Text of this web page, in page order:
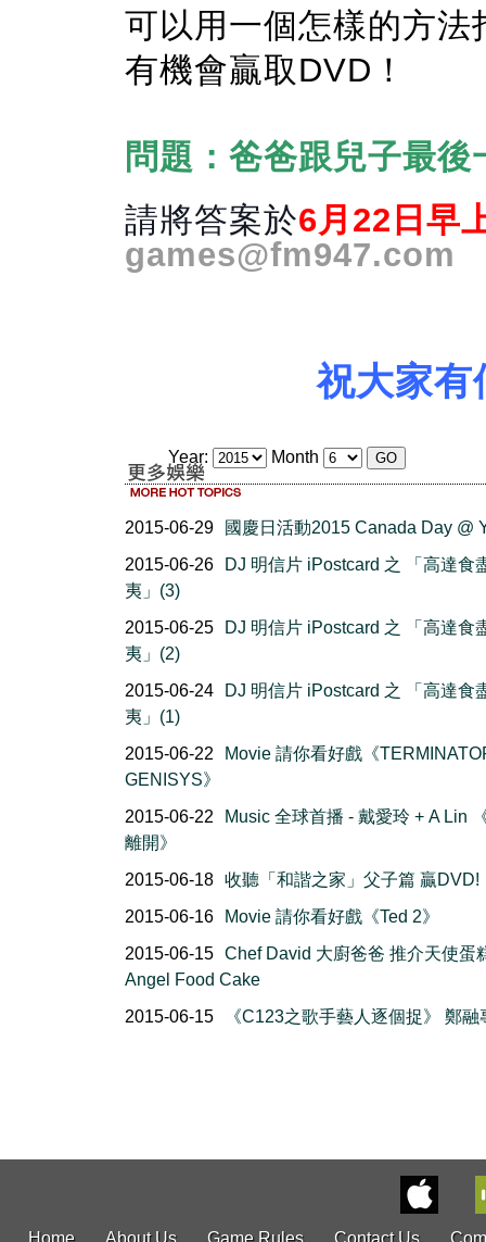
可以用一個怎樣的方
有機會贏取DVD！
問題：爸爸跟兒子最
請將答案於6月22日 早
games@fm947.com
祝大家有
Year: Month
2015-06-29
國慶日活動2015 Canada Day @
2015-06-26
DJ 明信片 iPostcard 之 「高達食
夷」(3)
2015-06-25
DJ 明信片 iPostcard 之 「高達食
夷」(2)
2015-06-24
DJ 明信片 iPostcard 之 「高達食
夷」(1)
2015-06-22
Movie 請你看好戲《
GENISYS》
2015-06-22
Music 全球首播 - 戴愛玲 + A Lin
離開》
2015-06-18 收聽「和諧之家」父子篇 贏DVD!
2015-06-16
Movie 請你看好戲《Ted 2》
2015-06-15 Chef David 大廚爸爸 推介天使蛋
Angel Food Cake
2015-06-15
《C123之歌手藝人逐個捉》 鄭融
Home About Us Game Rules Contact Us